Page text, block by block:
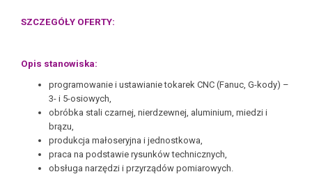
SZCZEGÓŁY OFERTY:
Opis stanowiska:
programowanie i ustawianie tokarek CNC (Fanuc, G-kody) –
3- i 5-osiowych,
obróbka stali czarnej, nierdzewnej, aluminium, miedzi i
brązu,
produkcja małoseryjna i jednostkowa,
praca na podstawie rysunków technicznych,
obsługa narzędzi i przyrządów pomiarowych.